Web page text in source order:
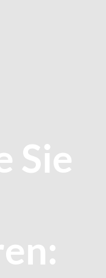
Sie